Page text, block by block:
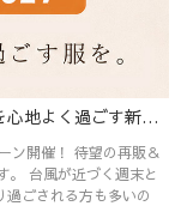
【2日間だけ】全品送料無料｜じめじめ季節を心地よく過ごす新作リネン服
ン開催！ 待望の再販＆
ごされる方も多いの